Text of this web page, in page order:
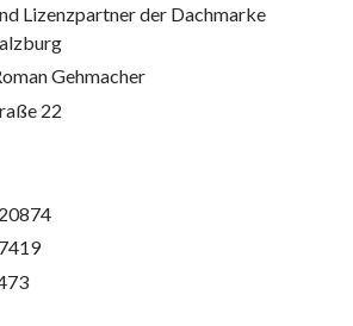
Lizenzpartner der Dachmarke
Gehmacher
22